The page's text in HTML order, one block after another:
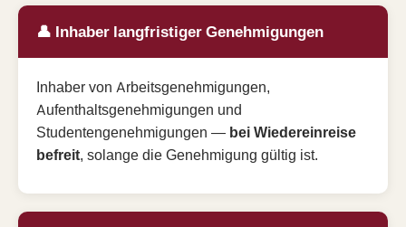
👤 Inhaber langfristiger Genehmigungen
Inhaber von Arbeitsgenehmigungen,
Aufenthaltsgenehmigungen und
Studentengenehmigungen — bei Wiedereinreise
befreit, solange die Genehmigung gültig ist.